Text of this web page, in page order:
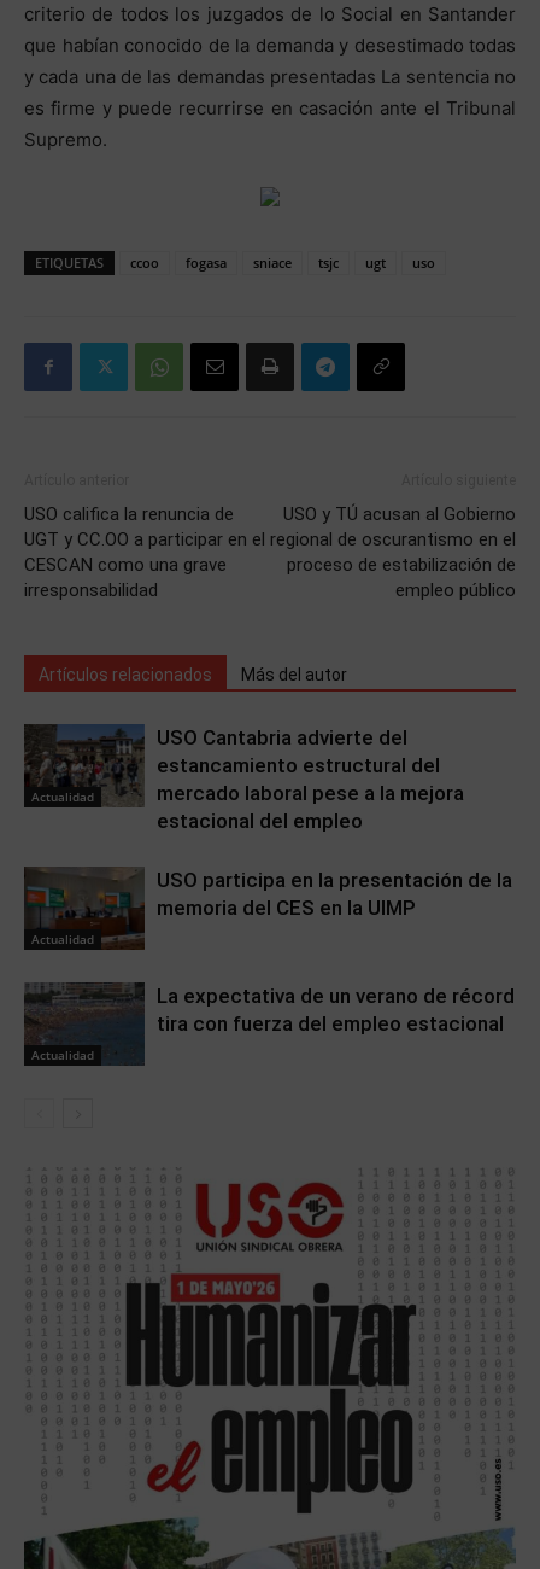
criterio de todos los juzgados de lo Social en Santander
que habían conocido de la demanda y desestimado todas
y cada una de las demandas presentadas La sentencia no
es firme y puede recurrirse en casación ante el Tribunal
Supremo.
ETIQUETAS ccoo fogasa sniace tsjc ugt uso
USO califica la renuncia de
UGT y CC.OO a participar en el
CESCAN como una grave
irresponsabilidad
USO y TÚ acusan al Gobierno
regional de oscurantismo en el
proceso de estabilización de
empleo público
Artículos relacionados Más del autor
Actualidad
USO Cantabria advierte del
estancamiento estructural del
mercado laboral pese a la mejora
estacional del empleo
Actualidad
USO participa en la presentación de la
memoria del CES en la UIMP
Actualidad
La expectativa de un verano de récord
tira con fuerza del empleo estacional